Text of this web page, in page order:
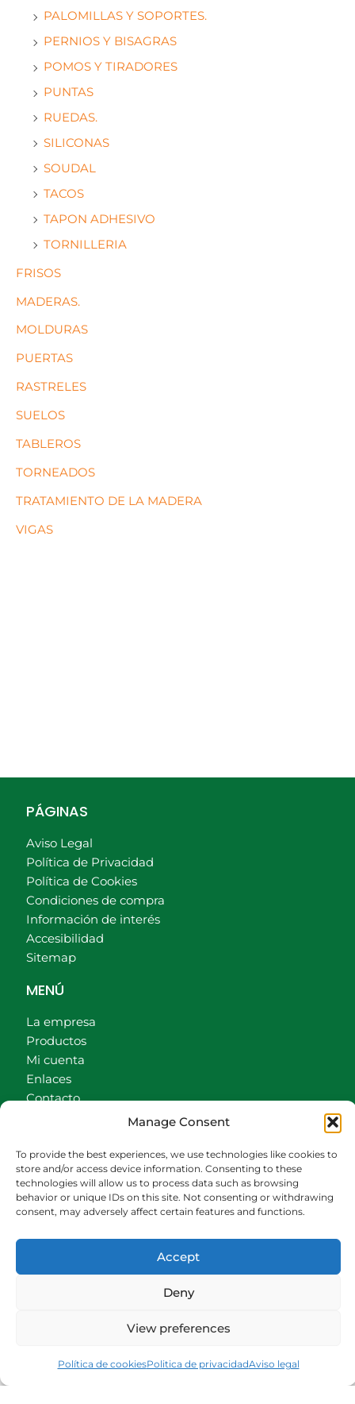
Manage Consent
To provide the best experiences, we use technologies like cookies to
store and/or access device information. Consenting to these
technologies will allow us to process data such as browsing
behavior or unique IDs on this site. Not consenting or withdrawing
consent, may adversely affect certain features and functions.
Accept
Deny
View preferences
Política de cookiesPolitica de privacidadAviso legal
PALOMILLAS Y SOPORTES.
PERNIOS Y BISAGRAS
POMOS Y TIRADORES
PUNTAS
RUEDAS.
SILICONAS
SOUDAL
TACOS
TAPON ADHESIVO
TORNILLERIA
FRISOS
MADERAS.
MOLDURAS
PUERTAS
RASTRELES
SUELOS
TABLEROS
TORNEADOS
TRATAMIENTO DE LA MADERA
VIGAS
PÁGINAS
Aviso Legal
Política de Privacidad
Política de Cookies
Condiciones de compra
Información de interés
Accesibilidad
Sitemap
MENÚ
La empresa
Productos
Mi cuenta
Enlaces
Contacto
CONTACTO
942540013
696426646
609472979
comercial@bediaycabarga.com
Fdez. Hontoria 20. Astillero. 39610 Cantabria
De lunes a viernes de 8:30 a 13:00 y de 15:00 a